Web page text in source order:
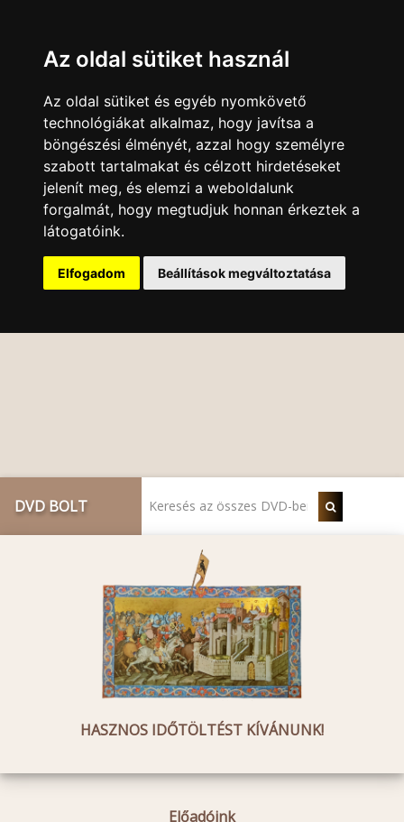
Az oldal sütiket használ
Az oldal sütiket és egyéb nyomkövető
technológiákat alkalmaz, hogy javítsa a
böngészési élményét, azzal hogy személyre
szabott tartalmakat és célzott hirdetéseket
jelenít meg, és elemzi a weboldalunk
forgalmát, hogy megtudjuk honnan érkeztek a
látogatóink.
Elfogadom Beállítások megváltoztatása
DVD BOLT
HASZNOS IDŐTÖLTÉST KÍVÁNUNK!
Előadóink